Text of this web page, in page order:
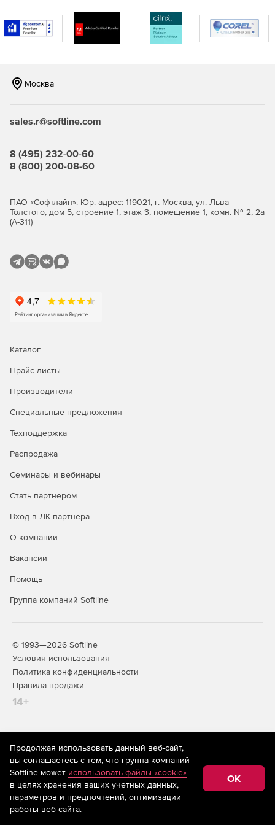
интуитивно понятный пользовательский интерфейс.
документированный программный интерфейс для
получать короткие и информативные отчеты.
(группировка по хостам), динамический (динамика
лицензия ограничивает количество IP-адресов,
возможность применения при проведении
совместимость с ОС Astra Linux SE;
Сканер сети
машин и баз данных (реестр российского ПО).
Москва
sales.r@softline.com
8 (495) 232-00-60
8 (800) 200-08-60
ПАО «Софтлайн». Юр. адрес: 119021, г. Москва, ул. Льва
Толстого, дом 5, строение 1, этаж 3, помещение 1, комн. № 2, 2а
(А-311)
Каталог
Прайс-листы
Производители
Специальные предложения
Техподдержка
Распродажа
Семинары и вебинары
Стать партнером
Вход в ЛК партнера
О компании
Вакансии
Помощь
Группа компаний Softline
© 1993—2026 Softline
Условия использования
Политика конфиденциальности
Правила продажи
14+
На информационном ресурсе store.softline.ru применяются
рекомендательные технологии
(информационные технологии
предоставления информации на основе сбора,
систематизации и анализа сведений, относящихся к
предпочтениям пользователей сети «Интернет»,
находящихся на территории Российской Федерации)
Продолжая использовать данный веб-сайт,
вы соглашаетесь с тем, что группа компаний
Softline может использовать файлы «cookie»
в целях хранения ваших учетных данных,
параметров и предпочтений, оптимизации
работы веб-сайта.
OK